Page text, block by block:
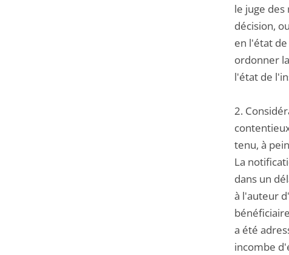
le juge
décision,
en l'état
ordonner
l'état de
2.
tenu, à
La
dans un
à l'auteur
a été
incombe